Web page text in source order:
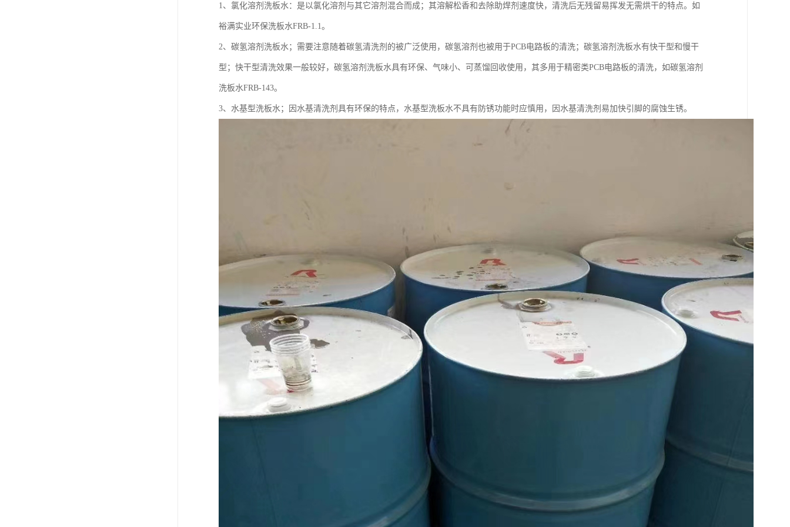
1、氯化溶剂洗板水：是以氯化溶剂与其它溶剂混合而成；其溶解松香和去除助焊剂速度快，清洗后无残留易挥发无需烘干的特点。如
裕满实业环保洗板水FRB-1.1。
2、碳氢溶剂洗板水；需要注意随着碳氢清洗剂的被广泛使用，碳氢溶剂也被用于PCB电路板的清洗；碳氢溶剂洗板水有快干型和慢干
型；快干型清洗效果一般较好，碳氢溶剂洗板水具有环保、气味小、可蒸馏回收使用，其多用于精密类PCB电路板的清洗，如碳氢溶剂
洗板水FRB-143。
3、水基型洗板水；因水基清洗剂具有环保的特点，水基型洗板水不具有防锈功能时应慎用，因水基清洗剂易加快引脚的腐蚀生锈。